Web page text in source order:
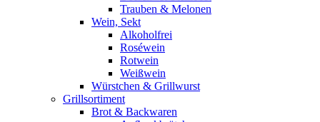
Trauben & Melonen
Wein, Sekt
Alkoholfrei
Roséwein
Rotwein
Weißwein
Würstchen & Grillwurst
Grillsortiment
Brot & Backwaren